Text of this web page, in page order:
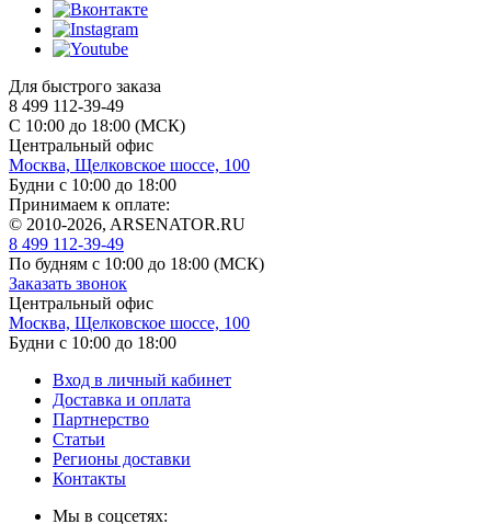
Для быстрого заказа
8 499 112-39-49
С 10:00 до 18:00 (МСК)
Центральный офис
Москва, Щелковское шоссе, 100
Будни с 10:00 до 18:00
Принимаем к оплате:
© 2010-2026, ARSENATOR.RU
8 499 112-39-49
По будням с 10:00 до 18:00 (МСК)
Заказать звонок
Центральный офис
Москва, Щелковское шоссе, 100
Будни с 10:00 до 18:00
Вход в личный кабинет
Доставка и оплата
Партнерство
Статьи
Регионы доставки
Контакты
Мы в соцсетях: